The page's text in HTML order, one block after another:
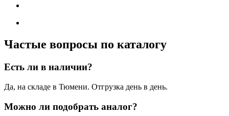
Частые вопросы по каталогу
Есть ли в наличии?
Да, на складе в Тюмени. Отгрузка день в день.
Можно ли подобрать аналог?